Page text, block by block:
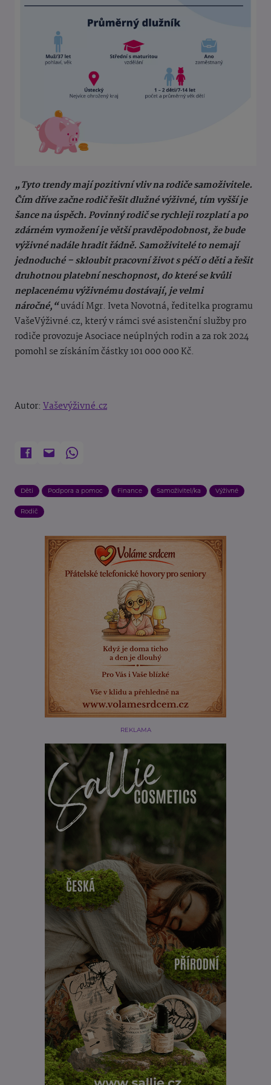
„Tyto trendy mají pozitivní vliv na rodiče samoživitele.
Čím dříve začne rodič řešit dlužné výživné, tím vyšší je
šance na úspěch. Povinný rodič se rychleji rozplatí a po
zdárném vymožení je větší pravděpodobnost, že bude
výživné nadále hradit řádně. Samoživitelé to nemají
jednoduché – skloubit pracovní život s péčí o děti a řešit
druhotnou platební neschopnost, do které se kvůli
neplacenému výživnému dostávají, je velmi
náročné,“uvádí Mgr. Iveta Novotná, ředitelka programu
VašeVýživné.cz, který v rámci své asistenční služby pro
rodiče provozuje Asociace neúplných rodin a za rok 2024
pomohl se získáním částky 101 000 000 Kč.
Autor: Vaševýživné.cz
Děti Podpora a pomoc Finance Samoživitel/ka Výživné
Rodič
REKLAMA